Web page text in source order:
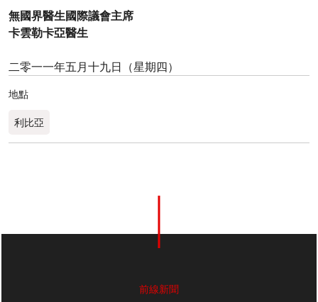
無國界醫生國際議會主席
卡雲勒卡亞醫生
二零一一年五月十九日（星期四）
地點
利比亞
前線新聞